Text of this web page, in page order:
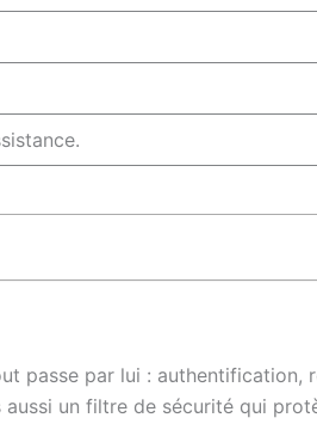
passe par lui : authentification,
aussi un filtre de sécurité qui